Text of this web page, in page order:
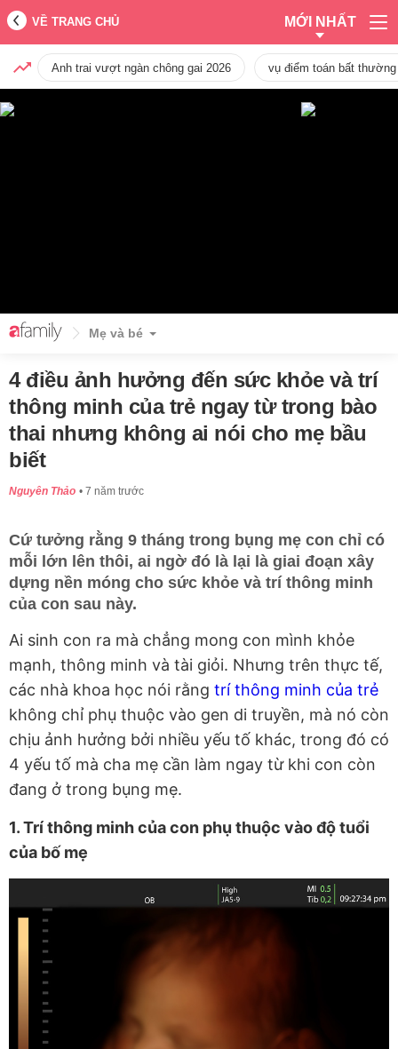
VỀ TRANG CHỦ MỚI NHẤT
Anh trai vượt ngàn chông gai 2026 vụ điểm toán bất
Mẹ và bé
4 điều ảnh hưởng đến sức khỏe và trí
thông minh của trẻ ngay từ trong bào
thai nhưng không ai nói cho mẹ bầu
biết
Nguyên Thảo 7 năm trước
Cứ tưởng rằng 9 tháng trong bụng mẹ con chỉ có
mỗi lớn lên thôi, ai ngờ đó là lại là giai đoạn xây
dựng nền móng cho sức khỏe và trí thông minh
của con sau này.
Ai sinh con ra mà chẳng mong con mình khỏe
mạnh, thông minh và tài giỏi. Nhưng trên thực tế,
các nhà khoa học nói rằng trí thông minh của trẻ
không chỉ phụ thuộc vào gen di truyền, mà nó còn
chịu ảnh hưởng bởi nhiều yếu tố khác, trong đó có
4 yếu tố mà cha mẹ cần làm ngay từ khi con còn
đang ở trong bụng mẹ.
1. Trí thông minh của con phụ thuộc vào độ tuổi
của bố mẹ